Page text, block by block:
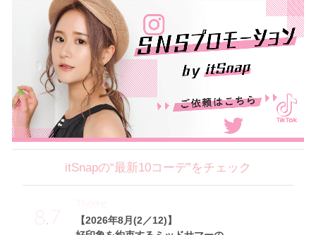
itSnapの“最新10コーデ”をチェック
8.7
【2026年8月(2／12)】
Theme